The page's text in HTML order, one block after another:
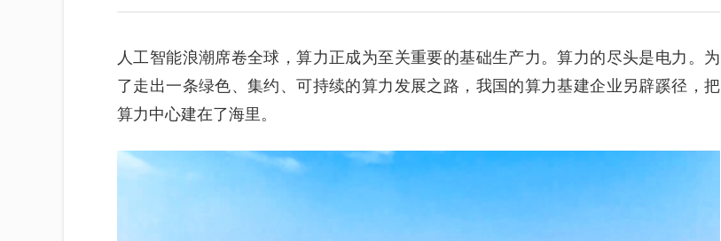
人工智能浪潮席卷全球，算力正成为至关重要的基础生产力。算力的尽头是电力。为
了走出一条绿色、集约、可持续的算力发展之路，我国的算力基建企业另辟蹊径，把
算力中心建在了海里。